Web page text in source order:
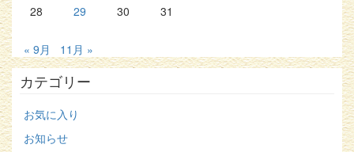
28
29 30 31
« 9月 11月 »
カテゴリー
お気に入り
お知らせ